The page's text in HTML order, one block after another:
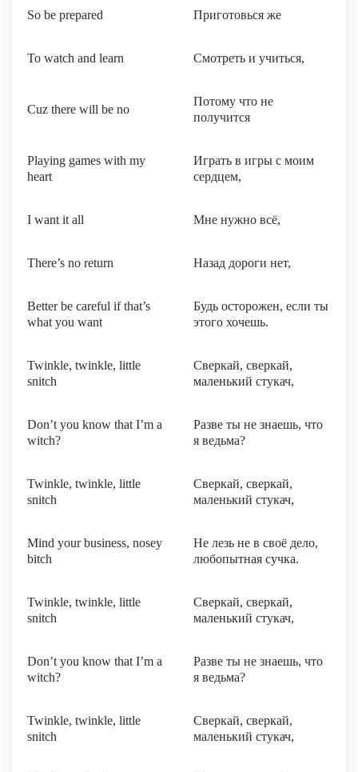
So be prepared Приготовься же
To watch and learn Смотреть и учиться,
Cuz there will be no
Потому что не
получится
Playing games with my
heart
Играть в игры с моим
сердцем,
I want it all Мне нужно всё,
There’s no return Назад дороги нет,
Better be careful if that’s
what you want
Будь осторожен, если ты
этого хочешь.
Twinkle, twinkle, little
snitch
Сверкай, сверкай,
маленький стукач,
Don’t you know that I’m a
witch?
Разве ты не знаешь, что
я ведьма?
Twinkle, twinkle, little
snitch
Сверкай, сверкай,
маленький стукач,
Mind your business, nosey
bitch
Не лезь не в своё дело,
любопытная сучка.
Twinkle, twinkle, little
snitch
Сверкай, сверкай,
маленький стукач,
Don’t you know that I’m a
witch?
Разве ты не знаешь, что
я ведьма?
Twinkle, twinkle, little
snitch
Сверкай, сверкай,
маленький стукач,